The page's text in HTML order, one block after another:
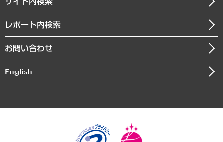
まちづくり・観光・交通・スポーツ・スマートシティ
自然資源・農林水産業・食料システム
メディア掲載・出演
沿革
組織図・本部部室紹介
インドネシア現地法人
個人情報保護方針
レポート内検索
お問い合わせ
English